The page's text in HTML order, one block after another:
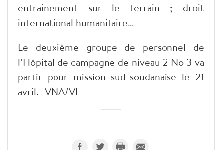
entrainement sur le terrain ; droit
international humanitaire…
Le deuxième groupe de personnel de
l’Hôpital de campagne de niveau 2 No 3 va
partir pour mission sud-soudanaise le 21
avril. -VNA/VI